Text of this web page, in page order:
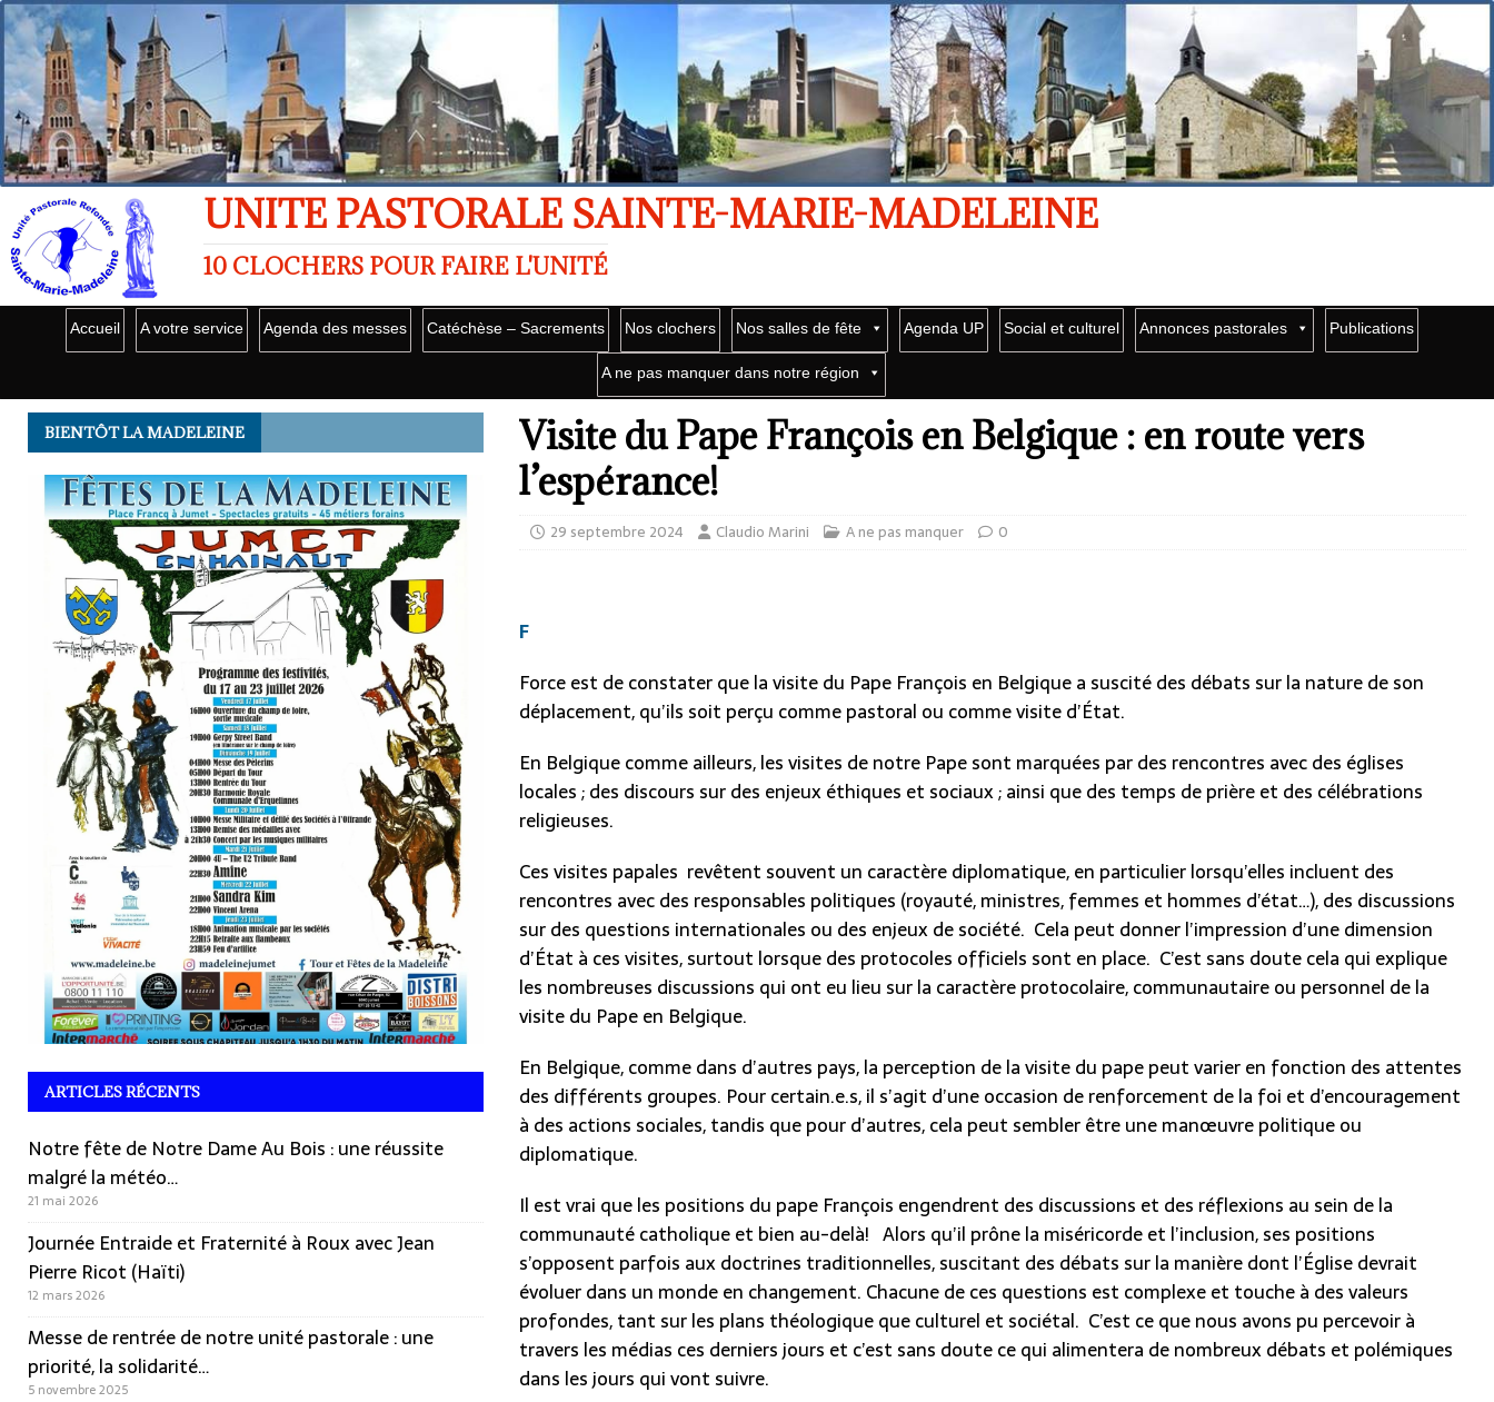
UNITE PASTORALE SAINTE-MARIE-MADELEINE
10 CLOCHERS POUR FAIRE L'UNITÉ
Accueil A votre service Agenda des messes Catéchèse – Sacrements Nos clochers Nos salles de fête Agenda UP Social et culturel Annonces pastorales Publications
A ne pas manquer dans notre région
Visite du Pape François en Belgique : en route vers
l’espérance!
29 septembre 2024 Claudio Marini A ne pas manquer 0
F
Force est de constater que la visite du Pape François en Belgique a suscité des débats sur la nature de son
déplacement, qu’ils soit perçu comme pastoral ou comme visite d’État.
En Belgique comme ailleurs, les visites de notre Pape sont marquées par des rencontres avec des églises
locales ; des discours sur des enjeux éthiques et sociaux ; ainsi que des temps de prière et des célébrations
religieuses.
Ces visites papales revêtent souvent un caractère diplomatique, en particulier lorsqu’elles incluent des
rencontres avec des responsables politiques (royauté, ministres, femmes et hommes d’état…), des discussions
sur des questions internationales ou des enjeux de société. Cela peut donner l’impression d’une dimension
d’État à ces visites, surtout lorsque des protocoles officiels sont en place. C’est sans doute cela qui explique
les nombreuses discussions qui ont eu lieu sur la caractère protocolaire, communautaire ou personnel de la
visite du Pape en Belgique.
En Belgique, comme dans d’autres pays, la perception de la visite du pape peut varier en fonction des attentes
des différents groupes. Pour certain.e.s, il s’agit d’une occasion de renforcement de la foi et d’encouragement
à des actions sociales, tandis que pour d’autres, cela peut sembler être une manœuvre politique ou
diplomatique.
Il est vrai que les positions du pape François engendrent des discussions et des réflexions au sein de la
communauté catholique et bien au-delà! Alors qu’il prône la miséricorde et l’inclusion, ses positions
s’opposent parfois aux doctrines traditionnelles, suscitant des débats sur la manière dont l’Église devrait
évoluer dans un monde en changement. Chacune de ces questions est complexe et touche à des valeurs
profondes, tant sur les plans théologique que culturel et sociétal. C’est ce que nous avons pu percevoir à
travers les médias ces derniers jours et c’est sans doute ce qui alimentera de nombreux débats et polémiques
dans les jours qui vont suivre.
BIENTÔT LA MADELEINE
ARTICLES RÉCENTS
Notre fête de Notre Dame Au Bois : une réussite
malgré la météo…
21 mai 2026
Journée Entraide et Fraternité à Roux avec Jean
Pierre Ricot (Haïti)
12 mars 2026
Messe de rentrée de notre unité pastorale : une
priorité, la solidarité…
5 novembre 2025